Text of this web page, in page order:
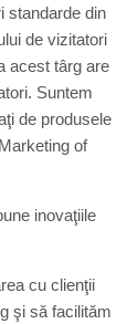
standarde din
de vizitatori
acest târg are
Suntem
de produsele
of
inovaţiile
cu clienţii
şi să facilităm